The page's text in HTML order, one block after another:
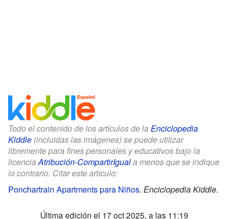
Todo el contenido de los artículos de la Enciclopedia
Kiddle (incluidas las imágenes) se puede utilizar
libremente para fines personales y educativos bajo la
licenciaAtribución-CompartirIguala menos que se indique
lo contrario. Citar este artículo:
Ponchartrain Apartments para Niños. Enciclopedia Kiddle.
Última edición el 17 oct 2025, a las 11:19